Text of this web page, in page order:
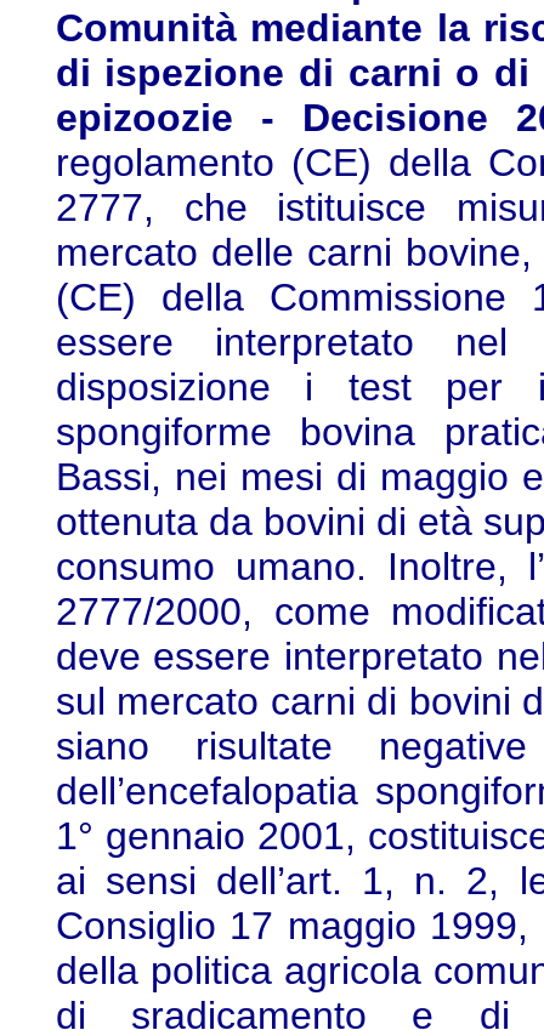
Comunità mediante la
di ispezione di carni o
epizoozie - Decisione
regolamento (CE) della
2777, che istituisce
mercato delle carni
(CE) della
essere interpretato
disposizione i test per il
spongiforme bovina
Bassi, nei mesi di maggio
ottenuta da bovini di età
consumo umano. Inoltre,
2777/2000, come
deve essere interpretato
sul mercato carni di bovini
siano risultate
dell’encefalopatia
1° gennaio 2001,
ai sensi dell’art. 1, n. 2,
Consiglio 17 maggio
della politica agricola
di sradicamento e di